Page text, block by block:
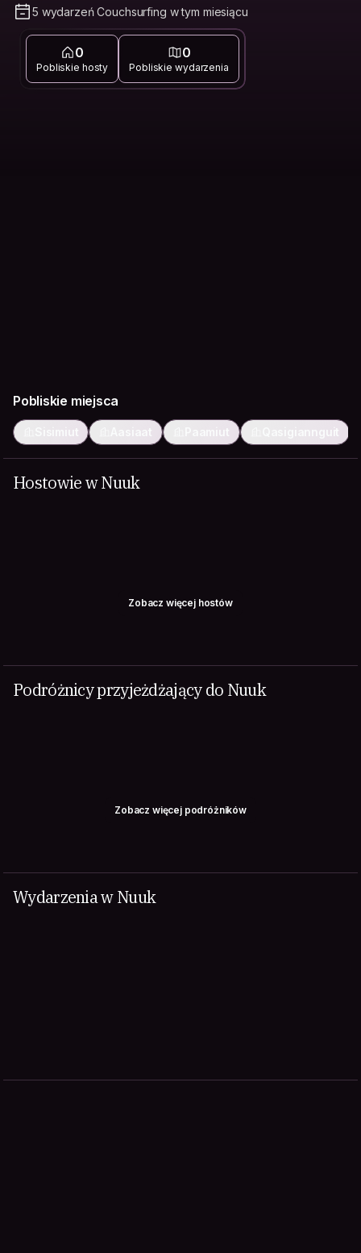
5 wydarzeń Couchsurfing w tym miesiącu
0
Pobliskie hosty
0
Pobliskie wydarzenia
Pobliskie miejsca
Sisimiut Aasiaat Paamiut Qasigiannguit
Hostowie w Nuuk
Zobacz więcej hostów
Podróżnicy przyjeżdżający do Nuuk
Zobacz więcej podróżników
Wydarzenia w Nuuk